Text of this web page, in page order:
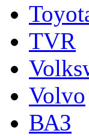
TVR
Volvo
ВАЗ